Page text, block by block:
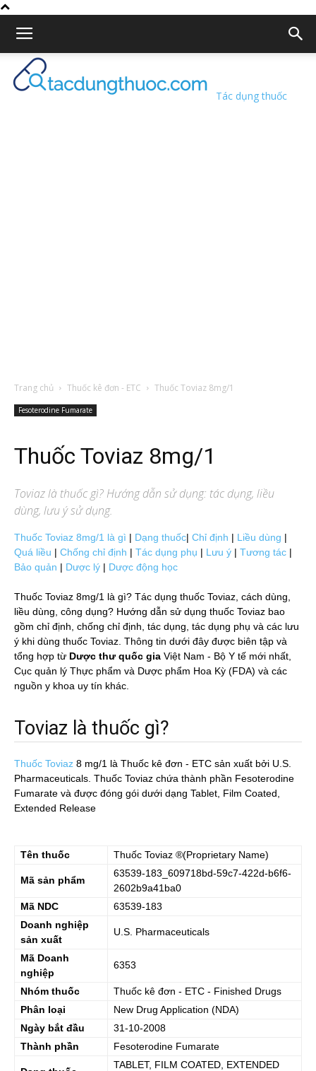
Tác dụng thuốc
Trang chủ Thuốc kê đơn - ETC Thuốc Toviaz 8mg/1
Fesoterodine Fumarate
Thuốc Toviaz 8mg/1
Toviazlà thuốc gì? Hướng dẫn sử dụng: tác dụng, liều
dùng, lưu ý sử dụng.
Thuốc Toviaz 8mg/1 là gì | Dạng thuốc| Chỉ định | Liều dùng |
Quá liều | Chống chỉ định | Tác dụng phụ | Lưu ý | Tương tác |
Bảo quản | Dược lý | Dược động học
Thuốc Toviaz 8mg/1 là gì? Tác dụng thuốc Toviaz, cách dùng,
liều dùng, công dụng? Hướng dẫn sử dụng thuốc Toviaz bao
gồm chỉ định, chống chỉ định, tác dụng, tác dụng phụ và các lưu
ý khi dùng thuốc Toviaz. Thông tin dưới đây được biên tập và
tổng hợp từ Dược thư quốc gia Việt Nam - Bộ Y tế mới nhất,
Cục quản lý Thực phẩm và Dược phẩm Hoa Kỳ (FDA) và các
nguồn y khoa uy tín khác.
Toviaz là thuốc gì?
Thuốc Toviaz 8 mg/1 là Thuốc kê đơn - ETC sản xuất bởi U.S.
Pharmaceuticals. Thuốc Toviaz chứa thành phần Fesoterodine
Fumarate và được đóng gói dưới dạng Tablet, Film Coated,
Extended Release
Tên thuốc Thuốc Toviaz ®(Proprietary Name)
Mã sản phẩm
63539-183_609718bd-59c7-422d-b6f6-
2602b9a41ba0
Mã NDC
63539-183
Doanh nghiệp
sản xuất
U.S. Pharmaceuticals
Mã Doanh
nghiệp
6353
Nhóm thuốc
Thuốc kê đơn - ETC - Finished Drugs
Phân loại
New Drug Application (NDA)
Ngày bắt đầu
31-10-2008
Thành phần
Fesoterodine Fumarate
TABLET, FILM COATED, EXTENDED